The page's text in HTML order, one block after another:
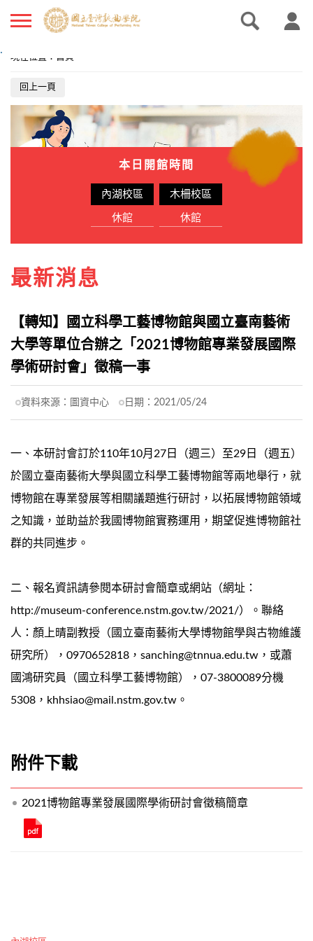
.
現在位置 ： 首頁
回上一頁
本日開館時間
內湖校區
休館
木柵校區
休館
最新消息
【轉知】國立科學工藝博物館與國立臺南藝術
大學等單位合辦之「2021博物館專業發展國際
學術研討會」徵稿一事
資料來源： 圖資中心 日期： 2021/05/24
一、本研討會訂於110年10月27日（週三）至29日（週五）
於國立臺南藝術大學與國立科學工藝博物館等兩地舉行，就
博物館在專業發展等相關議題進行研討，以拓展博物館領域
之知識，並助益於我國博物館實務運用，期望促進博物館社
群的共同進步。
二、報名資訊請參閱本研討會簡章或網站（網址：
http://museum-conference.nstm.gov.tw/2021/）。聯絡
人：顏上晴副教授（國立臺南藝術大學博物館學與古物維護
研究所），0970652818，sanching@tnnua.edu.tw，或蕭
國鴻研究員（國立科學工藝博物館），07-3800089分機
5308，khhsiao@mail.nstm.gov.tw。
附件下載
2021博物館專業發展國際學術研討會徵稿簡章